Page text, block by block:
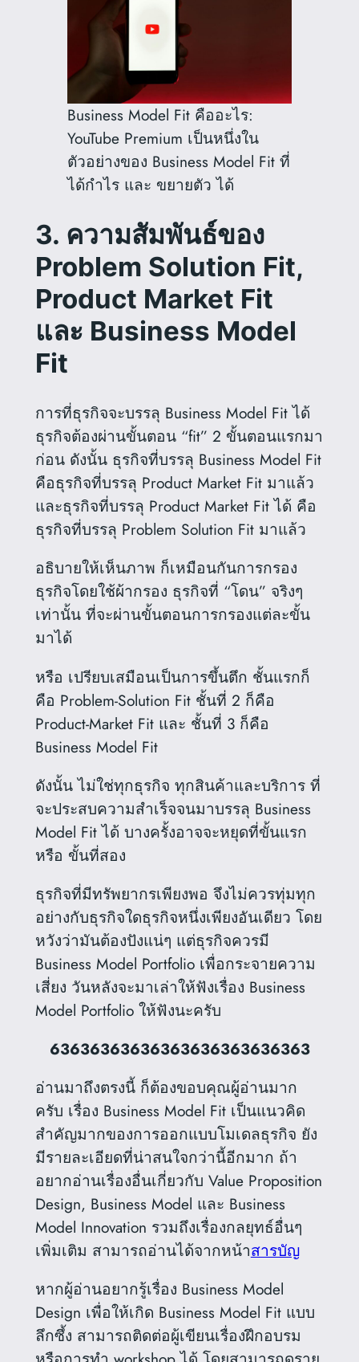
Business Model Fit คืออะไร:
YouTube Premium เป็นหนึ่งใน
ตัวอย่างของ Business Model Fit ที่
ได้กำไร และ ขยายตัว ได้
3. ความสัมพันธ์ของ
Problem Solution Fit,
Product Market Fit
และ Business Model
Fit
การที่ธุรกิจจะบรรลุ Business Model Fit ได้
ธุรกิจต้องผ่านขั้นตอน “fit” 2 ขั้นตอนแรกมา
ก่อน ดังนั้น ธุรกิจที่บรรลุ Business Model Fit
คือธุรกิจที่บรรลุ Product Market Fit มาแล้ว
และธุรกิจที่บรรลุ Product Market Fit ได้ คือ
ธุรกิจที่บรรลุ Problem Solution Fit มาแล้ว
อธิบายให้เห็นภาพ ก็เหมือนกันการกรอง
ธุรกิจโดยใช้ผ้ากรอง ธุรกิจที่ “โดน” จริงๆ
เท่านั้น ที่จะผ่านขั้นตอนการกรองแต่ละขั้น
มาได้
หรือ เปรียบเสมือนเป็นการขึ้นตึก ชั้นแรกก็
คือ Problem-Solution Fit ชั้นที่ 2 ก็คือ
Product-Market Fit และ ชั้นที่ 3 ก็คือ
Business Model Fit
ดังนั้น ไม่ใช่ทุกธุรกิจ ทุกสินค้าและบริการ ที่
จะประสบความสำเร็จจนมาบรรลุ Business
Model Fit ได้ บางครั้งอาจจะหยุดที่ขั้นแรก
หรือ ขั้นที่สอง
ธุรกิจที่มีทรัพยากรเพียงพอ จึงไม่ควรทุ่มทุก
อย่างกับธุรกิจใดธุรกิจหนึ่งเพียงอันเดียว โดย
หวังว่ามันต้องปังแน่ๆ แต่ธุรกิจควรมี
Business Model Portfolio เพื่อกระจายความ
เสี่ยง วันหลังจะมาเล่าให้ฟังเรื่อง Business
Model Portfolio ให้ฟังนะครับ
63636363636363636363636363
อ่านมาถึงตรงนี้ ก็ต้องขอบคุณผู้อ่านมาก
ครับ เรื่อง Business Model Fit เป็นแนวคิด
สำคัญมากของการออกแบบโมเดลธุรกิจ ยัง
มีรายละเอียดที่น่าสนใจกว่านี้อีกมาก ถ้า
อยากอ่านเรื่องอื่นเกี่ยวกับ Value Proposition
Design, Business Model และ Business
Model Innovation รวมถึงเรื่องกลยุทธ์อื่นๆ
เพิ่มเติม สามารถอ่านได้จากหน้าสารบัญ
หากผู้อ่านอยากรู้เรื่อง Business Model
Design เพื่อให้เกิด Business Model Fit แบบ
ลึกซึ้ง สามารถติดต่อผู้เขียนเรื่องฝึกอบรม